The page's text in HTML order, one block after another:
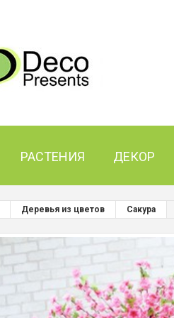
РАСТЕНИЯ ДЕКОР
Деревья из цветов Сакура